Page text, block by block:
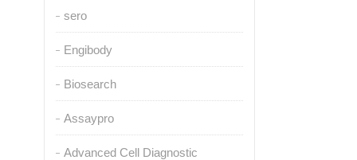
sero
Engibody
Biosearch
Assaypro
Advanced Cell Diagnostic